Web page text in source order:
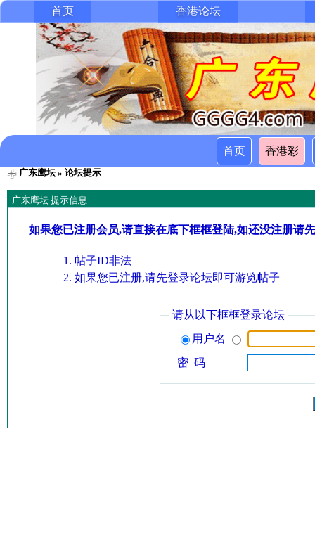
首页 香港论坛
首页 香港彩
广东鹰坛» 论坛提示
广东鹰坛 提示信息
如果您已注册会员,请直接在底下框框登陆,如还没注册请
帖子ID非法
如果您已注册,请先登录论坛即可游览帖子
请从以下框框登录论坛
用户名
密 码